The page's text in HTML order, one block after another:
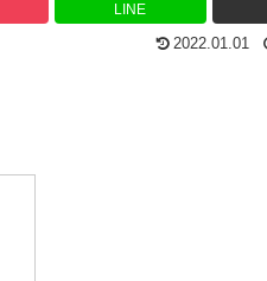
LINE
2022.01.01